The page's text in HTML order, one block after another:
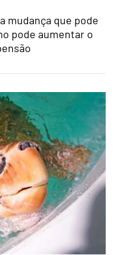
mudança que pode
pode aumentar o